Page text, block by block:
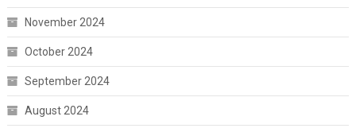
November 2024
October 2024
September 2024
August 2024